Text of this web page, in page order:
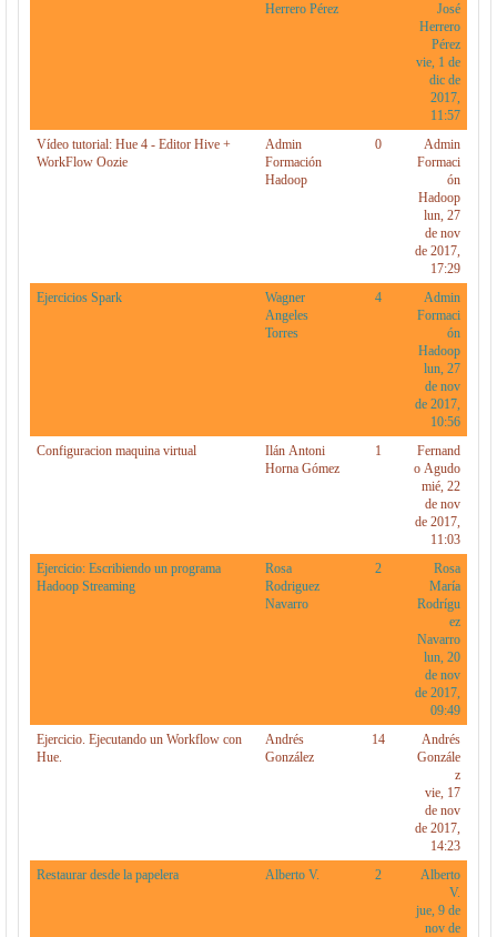
Herrero Pérez
José
Herrero
Pérez
vie, 1 de
dic de
2017,
11:57
Vídeo tutorial: Hue 4 - Editor Hive +
WorkFlow Oozie
Admin
Formación
Hadoop
0
Admin
Formaci
ón
Hadoop
lun, 27
de nov
de 2017,
17:29
Ejercicios Spark
Wagner
Angeles
Torres
4
Admin
Formaci
ón
Hadoop
lun, 27
de nov
de 2017,
10:56
Configuracion maquina virtual
Ilán Antoni
Horna Gómez
1
Fernand
o Agudo
mié, 22
de nov
de 2017,
11:03
Ejercicio: Escribiendo un programa
Hadoop Streaming
Rosa
Rodriguez
Navarro
2
Rosa
María
Rodrígu
ez
Navarro
lun, 20
de nov
de 2017,
09:49
Ejercicio. Ejecutando un Workflow con
Hue.
Andrés
González
14
Andrés
Gonzále
z
vie, 17
de nov
de 2017,
14:23
Restaurar desde la papelera
Alberto V. 2
Alberto
V.
jue, 9 de
nov de